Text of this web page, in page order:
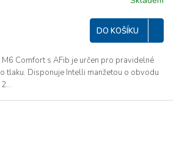
A
DO KOŠÍKU
Comfort s AFib je určen pro pravidelné
tlaku. Disponuje Intelli manžetou o obvodu